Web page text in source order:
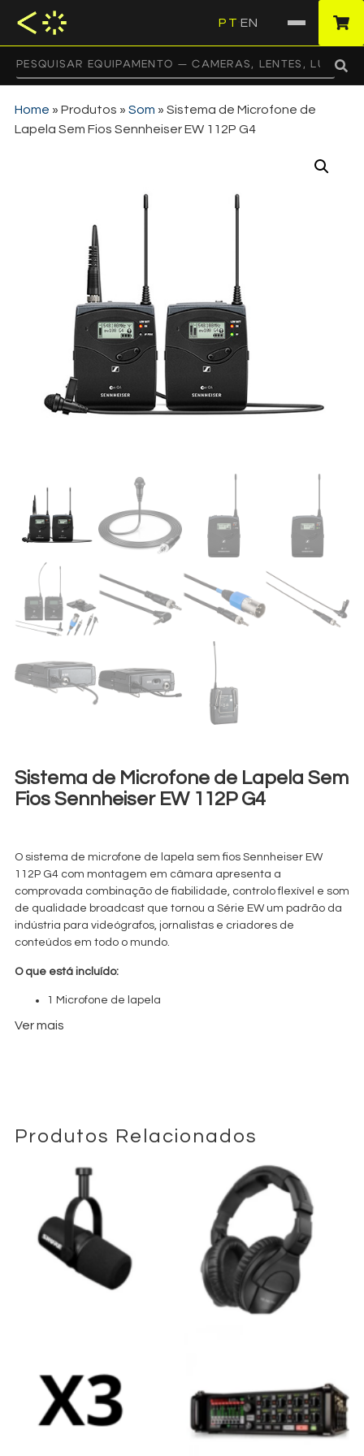
PT EN
Home » Produtos » Som » Sistema de Microfone de
Lapela Sem Fios Sennheiser EW 112P G4
Sistema de Microfone de Lapela Sem
Fios Sennheiser EW 112P G4
O sistema de microfone de lapela sem fios Sennheiser EW
112P G4 com montagem em câmara apresenta a
comprovada combinação de fiabilidade, controlo flexível e som
de qualidade broadcast que tornou a Série EW um padrão da
indústria para videógrafos, jornalistas e criadores de
conteúdos em todo o mundo.
O que está incluído:
1 Microfone de lapela
Ver mais
Produtos Relacionados